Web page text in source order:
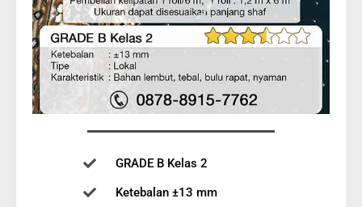
Ketebalan ±13 mm
Tipe Lokal